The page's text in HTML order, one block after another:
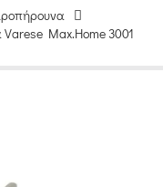
Max.Home 3001